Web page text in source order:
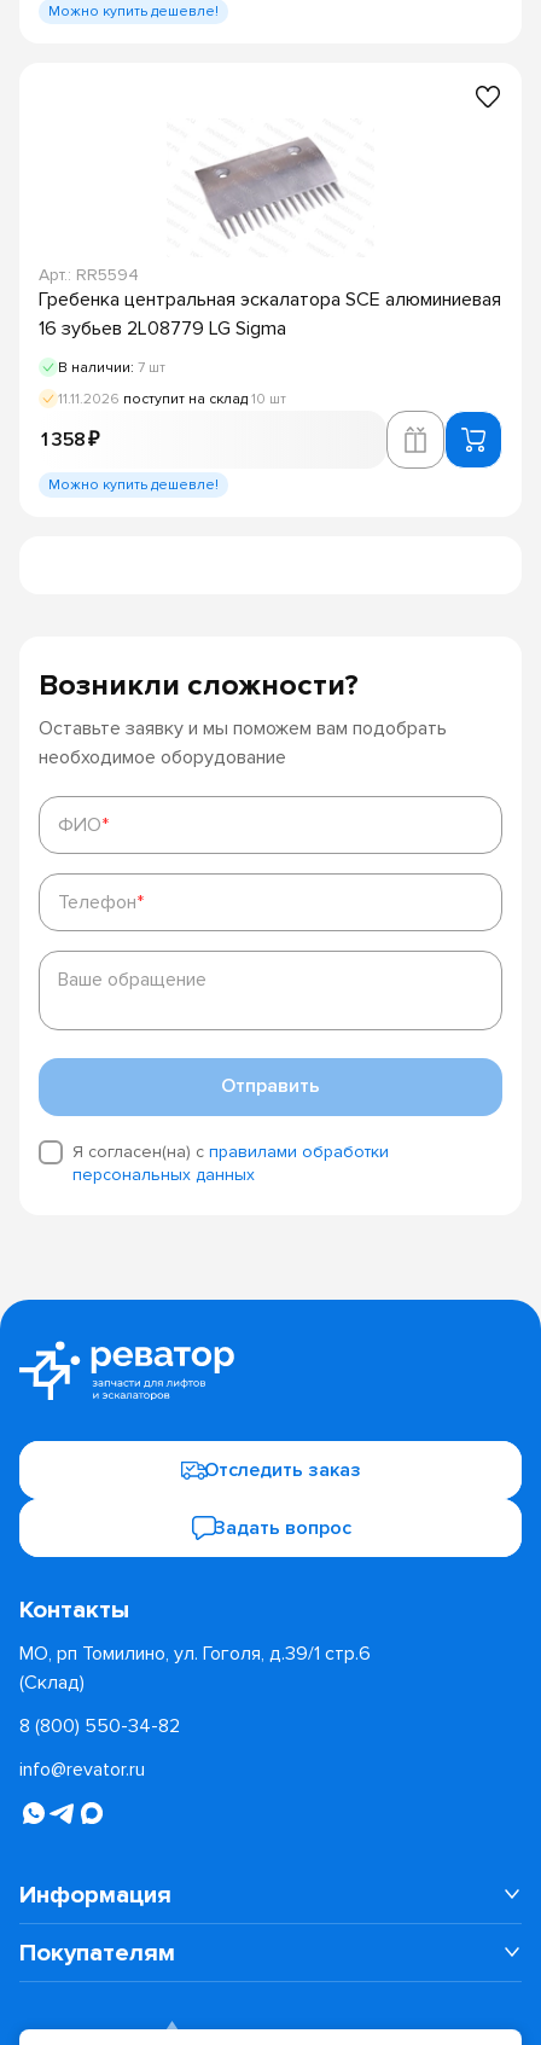
Можно купить дешевле!
Арт.: RR5594
Гребенка центральная эскалатора SCE алюминиевая
16 зубьев 2L08779 LG Sigma
В наличии: 7 шт
11.11.2026 поступит на склад 10 шт
1 358 ₽
Можно купить дешевле!
Возникли сложности?
Оставьте заявку и мы поможем вам подобрать
необходимое оборудование
ФИО*
ФИО*
Телефон*
Телефон*
Ваше
обращение
Ваше обращение
Отправить
Я согласен(на) с правилами обработки
персональных данных
Отследить заказ
Задать вопрос
Контакты
МО, рп Томилино, ул. Гоголя, д.39/1 стр.6
(Склад)
8 (800) 550-34-82
info@revator.ru
Информация
Покупателям